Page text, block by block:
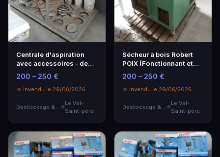
Centrale d'aspiration
avec accessoires - de
2021
200 – 250 €
📅 Invendu le 29/06/2026
Le Val-
Saint-père
Sécheur à bois Robert
POIX (Fonctionnant et
Non Conforme).
200 – 250 €
📅 Invendu le 29/06/2026
Le Val-
Saint-père